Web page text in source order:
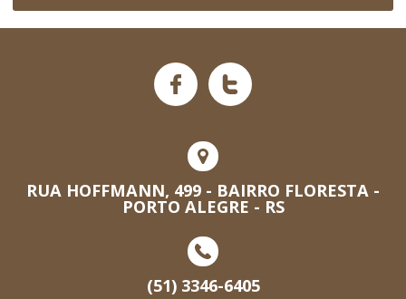
RUA HOFFMANN, 499 - BAIRRO FLORESTA -
PORTO ALEGRE - RS
(51) 3346-6405